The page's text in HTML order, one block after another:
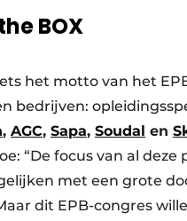
BOX
het motto van het
bedrijven:
, AGC, Sapa, Soudal en
“De focus van al deze
met een grote
dit EPB-congres